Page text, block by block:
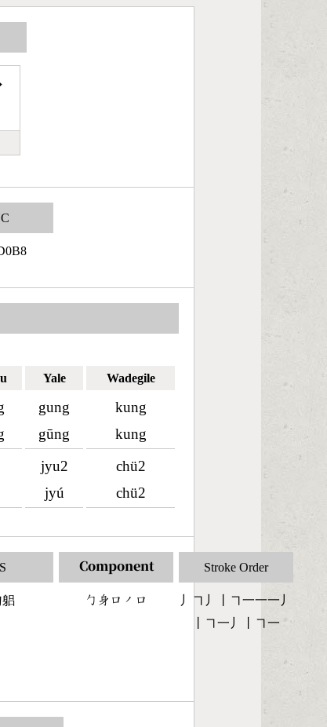
Yale Wadegile
gung
gūng
kung
kung
jyu2
jyú
chü2
chü2
躳
Component
󶀿󶆴󶁶󶀄󶁶
Stroke Order
丿㇕丿丨㇕一一一丿
丨㇕一丿丨㇕一